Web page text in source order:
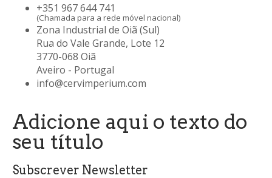
+351 967 644 741
(Chamada para a rede móvel nacional)
Zona Industrial de Oiã (Sul)
Rua do Vale Grande, Lote 12
3770-068 Oiã
Aveiro - Portugal
info@cervimperium.com
Adicione aqui o texto do
seu título
Subscrever Newsletter